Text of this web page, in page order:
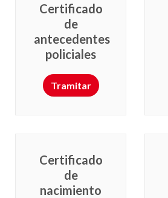
Certificado
de
antecedentes
policiales
Tramitar
Certificado
de
nacimiento